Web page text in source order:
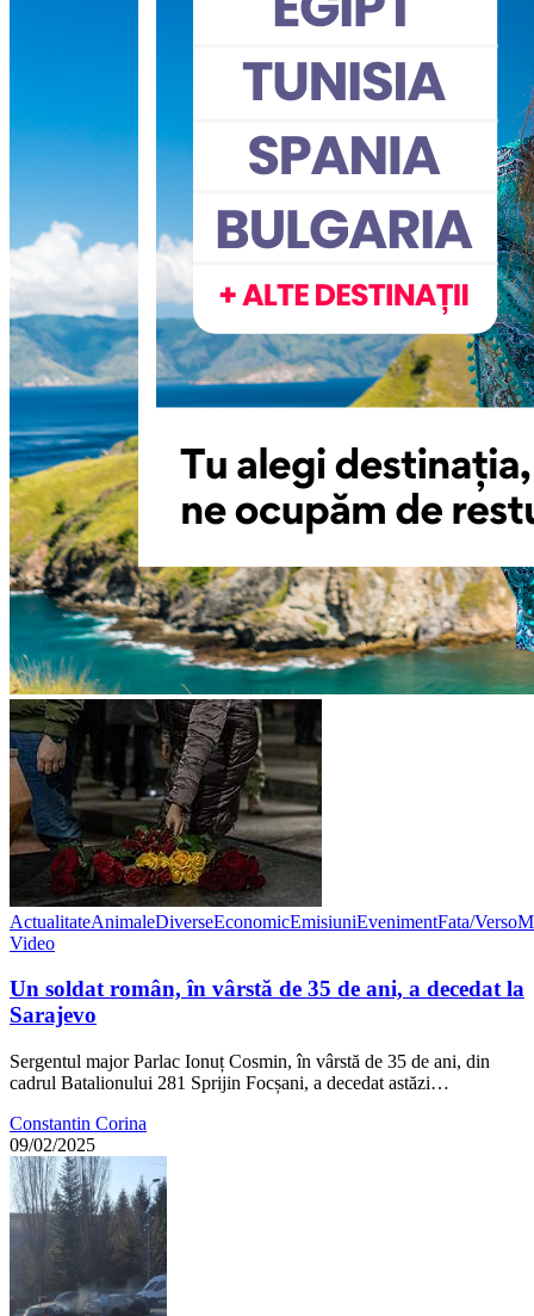
ActualitateAnimaleDiverseEconomicEmisiuniEvenimentFata/Verso
Video
Un soldat român, în vârstă de 35 de ani, a decedat la
Sarajevo
Sergentul major Parlac Ionuț Cosmin, în vârstă de 35 de ani, din
cadrul Batalionului 281 Sprijin Focșani, a decedat astăzi…
Constantin Corina
09/02/2025